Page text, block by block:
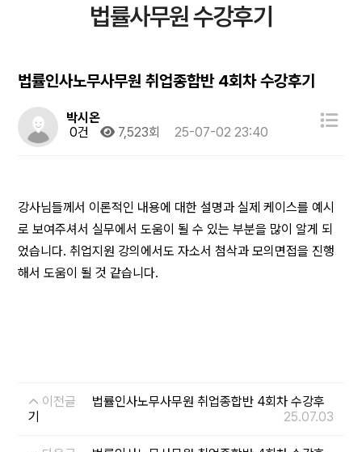
법률사무원 수강후기
법률인사노무사무원 취업종합반 4회차 수강후기
박시온
0건
7,523회 25-07-02 23:40
강사님들께서 이론적인 내용에 대한 설명과 실제 케이스를 예시
로 보여주셔서 실무에서 도움이 될 수 있는 부분을 많이 알게 되
었습니다. 취업지원 강의에서도 자소서 첨삭과 모의면접을 진행
해서 도움이 될 것 같습니다.
이전글
법률인사노무사무원 취업종합반 4회차 수강후
기
25.07.03